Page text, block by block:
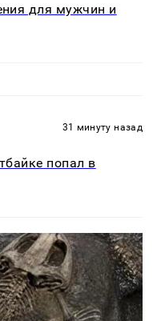
для мужчин и
31 минуту назад
попал в